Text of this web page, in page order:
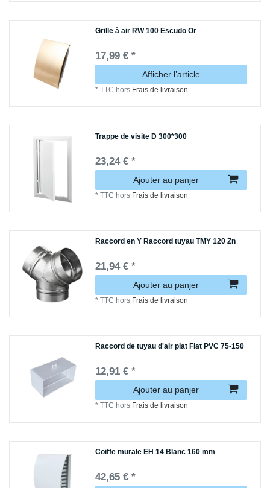
Grille à air RW 100 Escudo Or
17,99 € *
Afficher l’article
*TTC hors Frais de livraison
Trappe de visite D 300*300
23,24 € *
Ajouter au panjer
*TTC hors Frais de livraison
Raccord en Y Raccord tuyau TMY 120 Zn
21,94 € *
Ajouter au panjer
*TTC hors Frais de livraison
Raccord de tuyau d'air plat Flat PVC 75-150
12,91 € *
Ajouter au panjer
*TTC hors Frais de livraison
Coiffe murale EH 14 Blanc 160 mm
42,65 € *